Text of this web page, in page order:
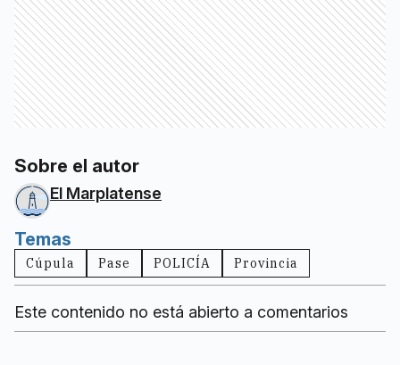
Sobre el autor
El Marplatense
Temas
Cúpula Pase POLICÍA Provincia
Este contenido no está abierto a comentarios